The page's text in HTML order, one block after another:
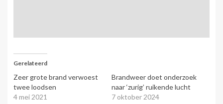
Gerelateerd
Zeer grote brand verwoest
twee loodsen
4 mei 2021
Brandweer doet onderzoek
naar ‘zurig’ ruikende lucht
7 oktober 2024